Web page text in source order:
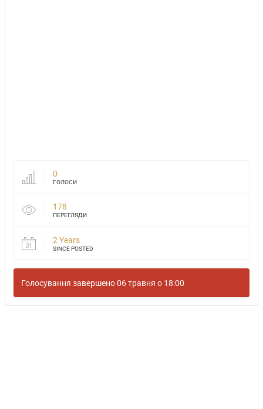
0
ГОЛОСИ
178
ПЕРЕГЛЯДИ
2 Years
SINCE POSTED
Голосування завершено 06 травня о 18:00